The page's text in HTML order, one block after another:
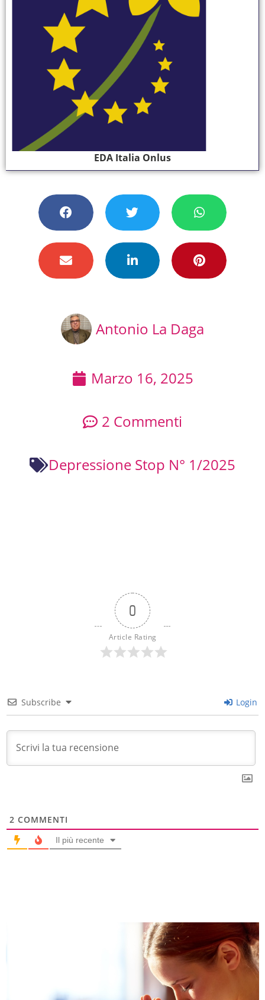
EDA Italia Onlus
Antonio La Daga
Marzo 16, 2025
2 Commenti
Depressione Stop N° 1/2025
0
Article Rating
Subscribe Login
2 COMMENTI
Il più recente